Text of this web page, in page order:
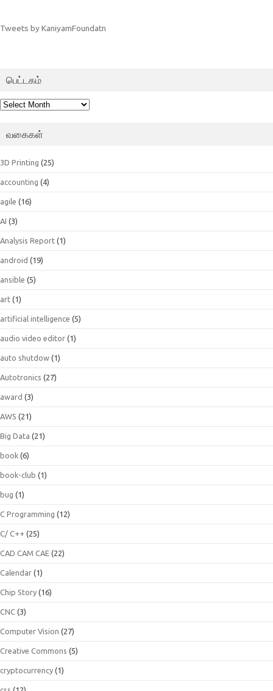
Tweets by KaniyamFoundatn
பெட்டகம்
பெட்டகம்
வகைகள்
3D Printing (25)
accounting (4)
agile (16)
AI (3)
Analysis Report (1)
android (19)
ansible (5)
art (1)
artificial intelligence (5)
audio video editor (1)
auto shutdow (1)
Autotronics (27)
award (3)
AWS (21)
Big Data (21)
book (6)
book-club (1)
bug (1)
C Programming (12)
C/ C++ (25)
CAD CAM CAE (22)
Calendar (1)
Chip Story (16)
CNC (3)
Computer Vision (27)
Creative Commons (5)
cryptocurrency (1)